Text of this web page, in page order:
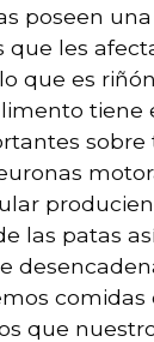
poseen
que les
que es
tiene
sobre
las patas
comidas
que